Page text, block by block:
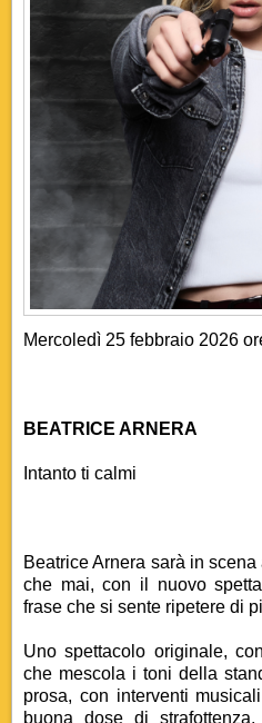
Mercoledì 25 febbraio 2026
BEATRICE ARNERA
Intanto ti calmi
Beatrice Arnera sarà in
che mai, con il nuovo
frase che si sente ripetere di
Uno spettacolo originale,
che mescola i toni della
prosa, con interventi
buona dose di